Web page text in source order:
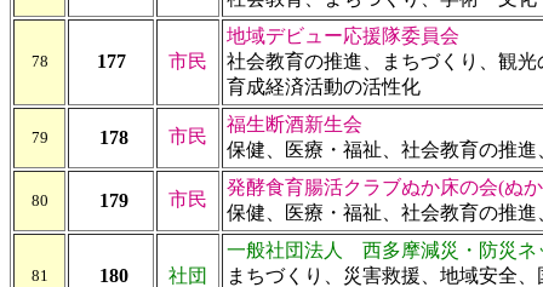
78 177 市民
地域デビュー応援隊委員会
社会教育の推進、まちづくり、観
育成経済活動の活性化
79 178 市民
福生断酒新生会
保健、医療・福祉、社会教育の推
80 179 市民
発酵食育腸活クラブぬか床の会(ぬ
保健、医療・福祉、社会教育の推
81 180 社団
一般社団法人 西多摩減災・防災
まちづくり、災害救援、地域安全